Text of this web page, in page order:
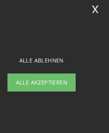
ALLE ABLEHNEN
ALLE AKZEPTIEREN
x